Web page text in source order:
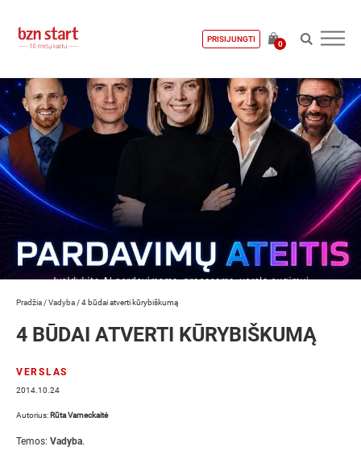
PRISIJUNGTI
0
Pradžia /Vadyba /4 būdai atverti kūrybiškumą
4 BŪDAI ATVERTI KŪRYBIŠKUMĄ
VERSLAS
2014.10.24
Autorius: Rūta Varneckaitė
Temos: Vadyba.